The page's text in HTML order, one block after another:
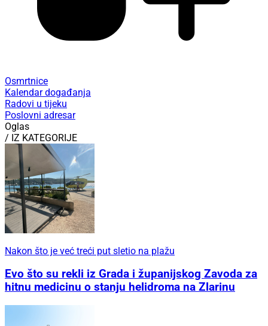
Osmrtnice
Kalendar događanja
Radovi u tijeku
Poslovni adresar
Oglas
/ IZ KATEGORIJE
Nakon što je već treći put sletio na plažu
Evo što su rekli iz Grada i županijskog Zavoda za
hitnu medicinu o stanju helidroma na Zlarinu